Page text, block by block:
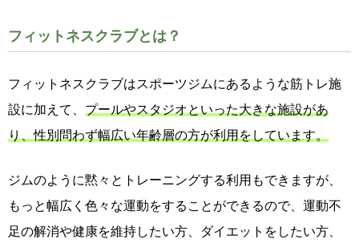
フィットネスクラブとは？
フィットネスクラブはスポーツジムにあるような筋トレ施
設に加えて、 プールやスタジオといった大きな施設があ
り、性別問わず幅広い年齢層の方が利用をしています。
ジムのように黙々とトレーニングする利用もできますが、
もっと幅広く色々な運動をすることができるので、運動不
足の解消や健康を維持したい方、ダイエットをしたい方、